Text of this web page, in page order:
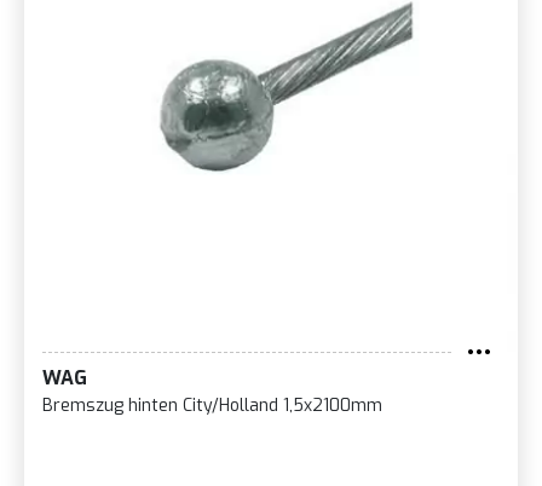
WAG
Bremszug hinten City/Holland 1,5x2100mm